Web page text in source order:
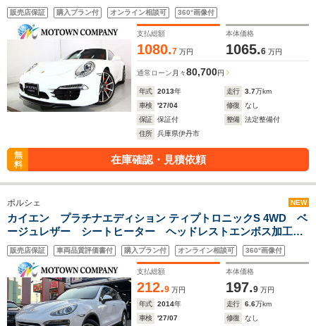
AW 赤レザーインテリア シートヒーター 電動格納ミラ
ー アルカンターラルーフライニングリペア済み
販売店保証 購入プラン付 オンライン相談可 360°画像付
支払総額
1080.7 万円
本体価格
1065.6 万円
通常ローン 月々80,700円
年式 2013年 走行 3.7万km
車検
'27/04 修復
なし
保証
保証付 整備
法定整備付
住所
兵庫県伊丹市
無
料
在庫確認・見積依頼
ポルシェ NEW
カイエン プラチナエディション ティプトロニックS 4WD ベ
ージュレザー シートヒーター ヘッドレストエンボス加工
19インチアルミホイール クルーズコントロール 前席左右電
動シート パドルシフト ナビ/地デジ/バックカメラ
Bluetooth HIDヘッドライト 禁煙車
販売店保証 車両品質評価書付 購入プラン付 オンライン相談可 360°画像付
支払総額
212.9 万円
本体価格
197.9 万円
年式
2014年 走行 6.6万km
車検
'27/07 修復 なし